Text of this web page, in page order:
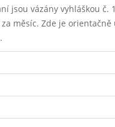
jsou vázány vyhláškou
měsíc. Zde je